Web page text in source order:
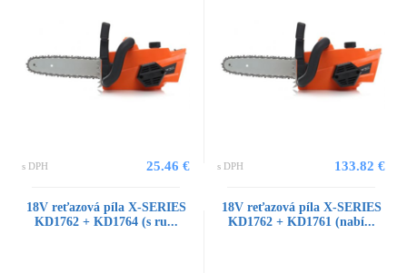
s DPH 25.46 € s DPH 133.82 €
18V reťazová píla X-SERIES
KD1762 + KD1764 (s ru...
18V reťazová píla X-SERIES
KD1762 + KD1761 (nabí...